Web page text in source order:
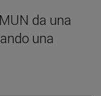
da una
una